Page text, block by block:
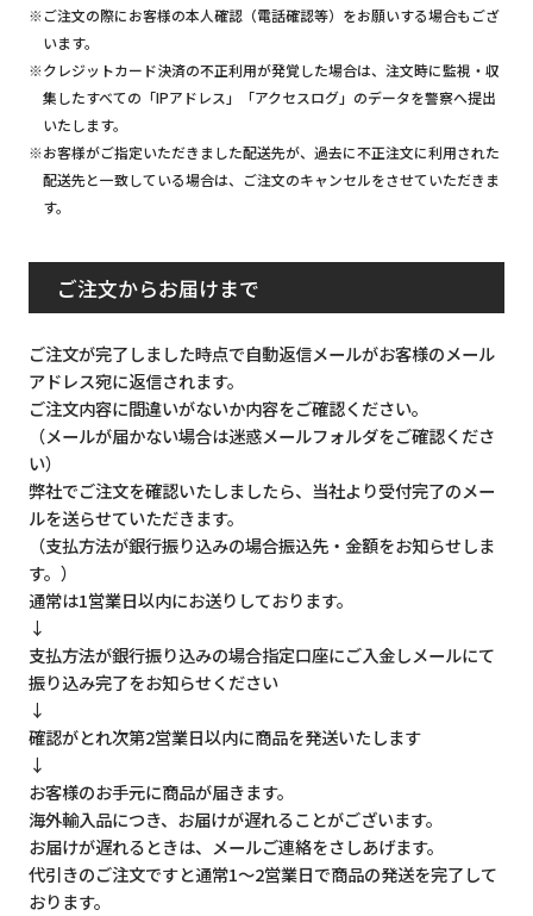
※ご注文の際にお客様の本人確認（電話確認等）をお願いする場合もござ
います。
※クレジットカード決済の不正利用が発覚した場合は、注文時に監視・収
集したすべての「IPアドレス」「アクセスログ」のデータを警察へ提出
いたします。
※お客様がご指定いただきました配送先が、過去に不正注文に利用された
配送先と一致している場合は、ご注文のキャンセルをさせていただきま
す。
ご注文からお届けまで
ご注文が完了しました時点で自動返信メールがお客様のメール
アドレス宛に返信されます。
ご注文内容に間違いがないか内容をご確認ください。
（メールが届かない場合は迷惑メールフォルダをご確認くださ
い）
弊社でご注文を確認いたしましたら、当社より受付完了のメー
ルを送らせていただきます。
（支払方法が銀行振り込みの場合振込先・金額をお知らせしま
す。）
通常は1営業日以内にお送りしております。
↓
支払方法が銀行振り込みの場合指定口座にご入金しメールにて
振り込み完了をお知らせください
↓
確認がとれ次第2営業日以内に商品を発送いたします
↓
お客様のお手元に商品が届きます。
海外輸入品につき、お届けが遅れることがございます。
お届けが遅れるときは、メールご連絡をさしあげます。
代引きのご注文ですと通常1～2営業日で商品の発送を完了して
おります。